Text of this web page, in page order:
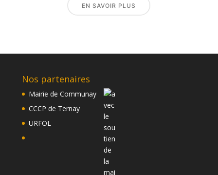
EN SAVOIR PLUS
Nos partenaires
Mairie de Communay
CCCP de Ternay
URFOL